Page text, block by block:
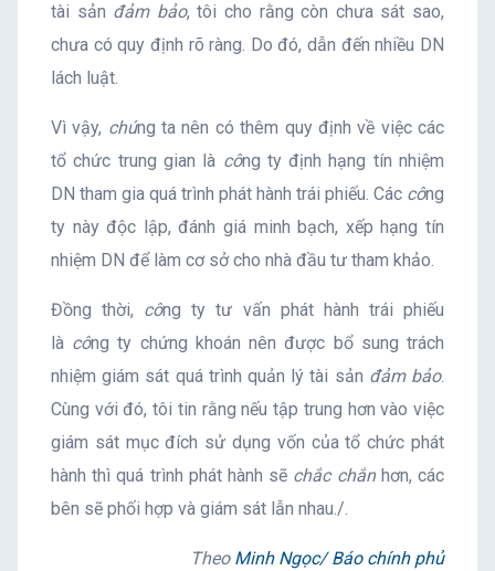
tài sản đảm bảo, tôi cho rằng còn chưa sát sao,
chưa có quy định rõ ràng. Do đó, dẫn đến nhiều DN
lách luật.
Vì vậy, chúng ta nên có thêm quy định về việc các
tổ chức trung gian là công ty định hạng tín nhiệm
DN tham gia quá trình phát hành trái phiếu. Các công
ty này độc lập, đánh giá minh bạch, xếp hạng tín
nhiệm DN để làm cơ sở cho nhà đầu tư tham khảo.
Đồng thời, công ty tư vấn phát hành trái phiếu
là công ty chứng khoán nên được bổ sung trách
nhiệm giám sát quá trình quản lý tài sản đảm bảo.
Cùng với đó, tôi tin rằng nếu tập trung hơn vào việc
giám sát mục đích sử dụng vốn của tổ chức phát
hành thì quá trình phát hành sẽ chắc chắn hơn, các
bên sẽ phối hợp và giám sát lẫn nhau./.
Theo Minh Ngọc/ Báo chính phủ